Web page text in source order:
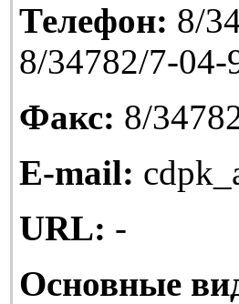
Телефон: 8/
8/34782/7-04-
Факс: 8/
E-mail:
URL: -
Основные